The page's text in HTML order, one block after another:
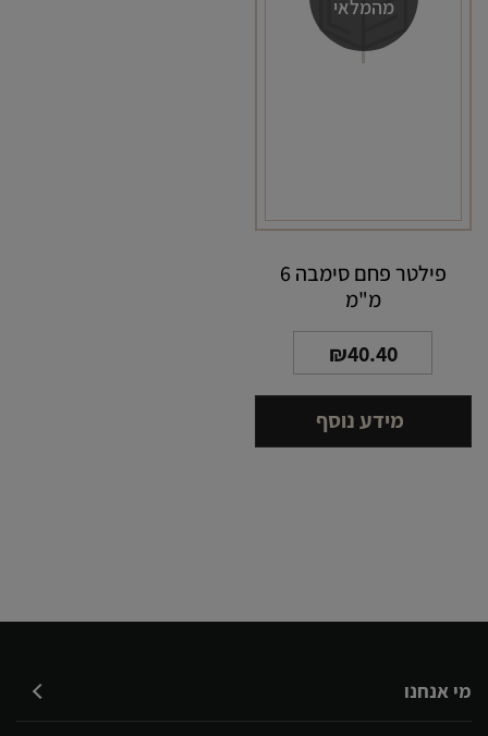
מהמלאי
פילטר פחם סימבה 6
מ"מ
₪40.40
מידע נוסף
מי אנחנו